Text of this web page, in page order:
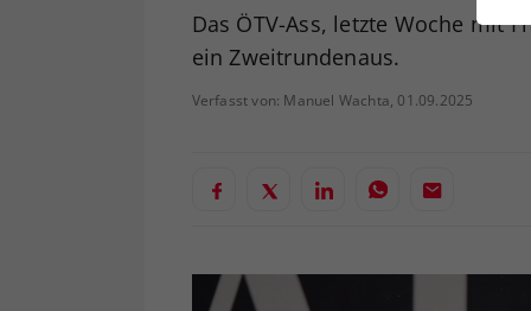
Das ÖTV-Ass, letzte Woche mit
ein Zweitrundenaus.
Verfasst von: Manuel Wachta, 01.09.2025